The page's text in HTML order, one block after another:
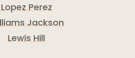
Lopez Perez
Jackson
Lewis Hill